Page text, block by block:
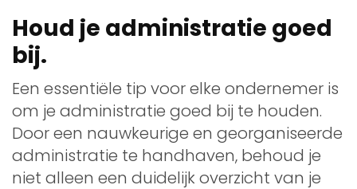
Houd je administratie goed
bij.
Een essentiële tip voor elke ondernemer is
om je administratie goed bij te houden.
Door een nauwkeurige en georganiseerde
administratie te handhaven, behoud je
niet alleen een duidelijk overzicht van je